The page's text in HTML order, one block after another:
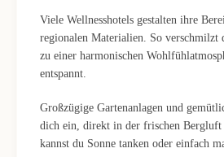
Viele Wellnesshotels gestalten ihre
regionalen Materialien. So verschmilzt
zu einer harmonischen
entspannt.
Großzügige Gartenanlagen und
dich ein, direkt in der frischen Bergluft
kannst du Sonne tanken oder einfach